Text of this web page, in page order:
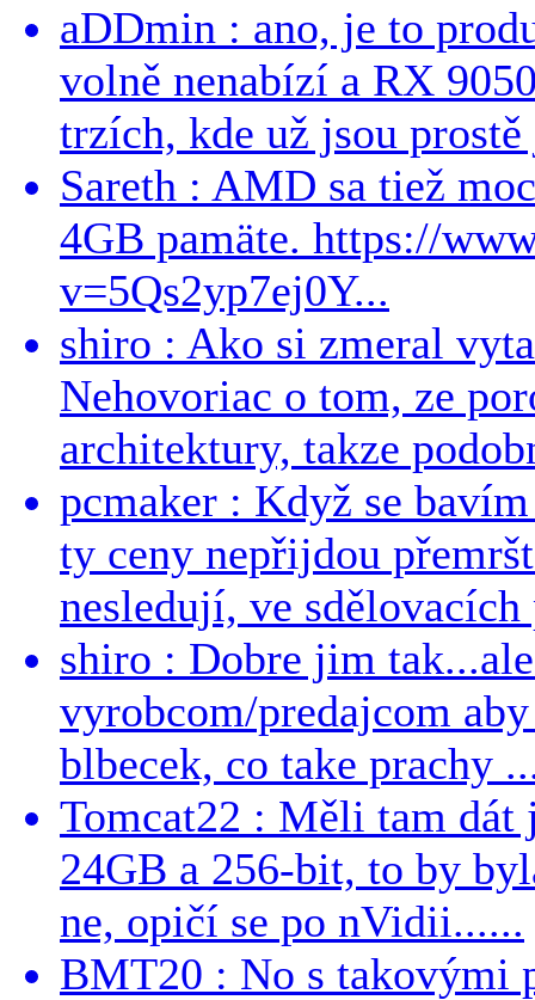
aDDmin : ano, je to
volně nenabízí a RX
trzích, kde už jsou
Sareth : AMD sa tiež
4GB pamäte. https://
v=5Qs2yp7ej0Y...
shiro : Ako si zmeral
Nehovoriac o tom, ze
architektury, takze
pcmaker : Když se
ty ceny nepřijdou
nesledují, ve sdělovacích
shiro : Dobre jim
vyrobcom/predajcom
blbecek, co take prachy
Tomcat22 : Měli tam dát
24GB a 256-bit, to by
ne, opičí se po nVidii......
BMT20 : No s takovými